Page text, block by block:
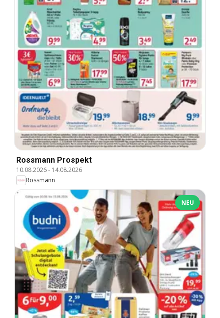
Rossmann Prospekt
10.08.2026- 14.08.2026
Rossmann
NEU